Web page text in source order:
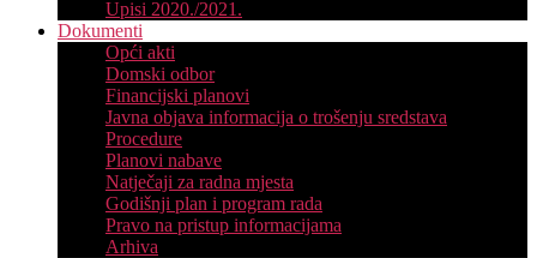
Upisi 2020./2021.
Dokumenti
Opći akti
Domski odbor
Financijski planovi
Javna objava informacija o trošenju sredstava
Procedure
Planovi nabave
Natječaji za radna mjesta
Godišnji plan i program rada
Pravo na pristup informacijama
Arhiva